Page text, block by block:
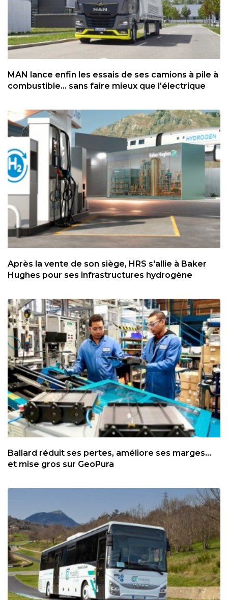
MAN lance enfin les essais de ses camions à pile à
combustible... sans faire mieux que l'électrique
Après la vente de son siège, HRS s'allie à Baker
Hughes pour ses infrastructures hydrogène
Ballard réduit ses pertes, améliore ses marges...
et mise gros sur GeoPura